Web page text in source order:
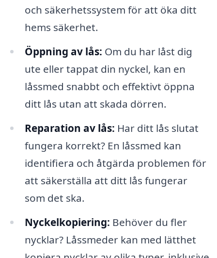
och säkerhetssystem för att öka ditt
hems säkerhet.
Öppning av lås: Om du har låst dig
ute eller tappat din nyckel, kan en
låssmed snabbt och effektivt öppna
ditt lås utan att skada dörren.
Reparation av lås: Har ditt lås slutat
fungera korrekt? En låssmed kan
identifiera och åtgärda problemen för
att säkerställa att ditt lås fungerar
som det ska.
Nyckelkopiering: Behöver du fler
nycklar? Låssmeder kan med lätthet